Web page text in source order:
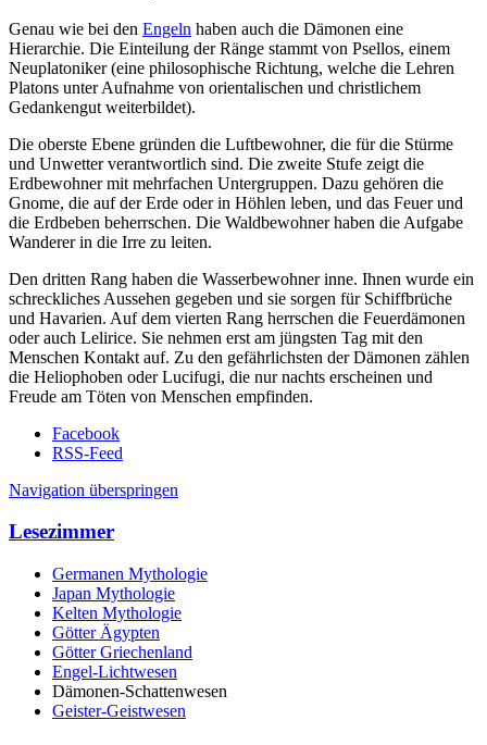
Genau wie bei den Engeln haben auch die Dämonen eine
Hierarchie. Die Einteilung der Ränge stammt von Psellos, einem
Neuplatoniker (eine philosophische Richtung, welche die Lehren
Platons unter Aufnahme von orientalischen und christlichem
Gedankengut weiterbildet).
Die oberste Ebene gründen die Luftbewohner, die für die Stürme
und Unwetter verantwortlich sind. Die zweite Stufe zeigt die
Erdbewohner mit mehrfachen Untergruppen. Dazu gehören die
Gnome, die auf der Erde oder in Höhlen leben, und das Feuer und
die Erdbeben beherrschen. Die Waldbewohner haben die Aufgabe
Wanderer in die Irre zu leiten.
Den dritten Rang haben die Wasserbewohner inne. Ihnen wurde ein
schreckliches Aussehen gegeben und sie sorgen für Schiffbrüche
und Havarien. Auf dem vierten Rang herrschen die Feuerdämonen
oder auch Lelirice. Sie nehmen erst am jüngsten Tag mit den
Menschen Kontakt auf. Zu den gefährlichsten der Dämonen zählen
die Heliophoben oder Lucifugi, die nur nachts erscheinen und
Freude am Töten von Menschen empfinden.
Facebook
RSS-Feed
Navigation überspringen
Lesezimmer
Germanen Mythologie
Japan Mythologie
Kelten Mythologie
Götter Ägypten
Götter Griechenland
Engel-Lichtwesen
Dämonen-Schattenwesen
Geister-Geistwesen